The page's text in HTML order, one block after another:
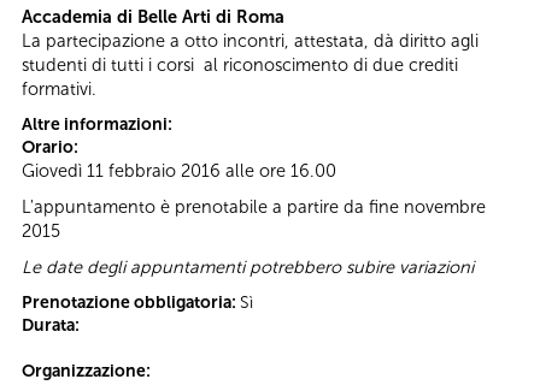
Accademia di Belle Arti di Roma
La partecipazione a otto incontri, attestata, dà diritto agli
studenti di tutti i corsi al riconoscimento di due crediti
formativi.
Altre informazioni:
Orario:
Giovedì 11 febbraio 2016 alle ore 16.00
L'appuntamento è prenotabile a partire da fine novembre
2015
Le date degli appuntamenti potrebbero subire variazioni
Prenotazione obbligatoria: Sì
Durata:
Organizzazione: